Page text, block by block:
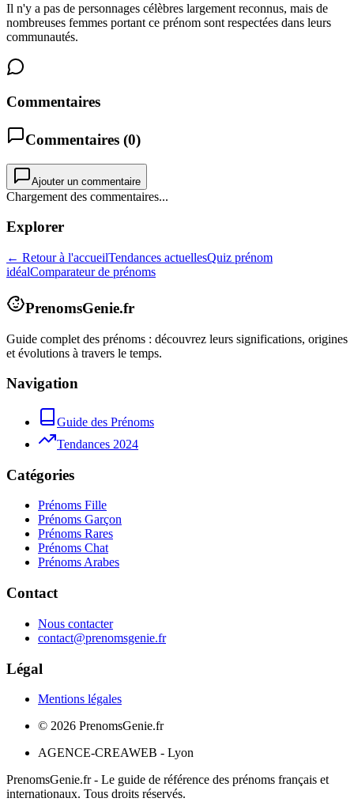
Il n'y a pas de personnages célèbres largement reconnus, mais de
nombreuses femmes portant ce prénom sont respectées dans leurs
communautés.
Commentaires
Commentaires (0)
Ajouter un commentaire
Chargement des commentaires...
Explorer
← Retour à l'accueilTendances actuellesQuiz prénom
idéalComparateur de prénoms
PrenomsGenie.fr
Guide complet des prénoms : découvrez leurs significations, origines
et évolutions à travers le temps.
Navigation
Guide des Prénoms
Tendances 2024
Catégories
Prénoms Fille
Prénoms Garçon
Prénoms Rares
Prénoms Chat
Prénoms Arabes
Contact
Nous contacter
contact@prenomsgenie.fr
Légal
Mentions légales
© 2026 PrenomsGenie.fr
AGENCE-CREAWEB - Lyon
PrenomsGenie.fr - Le guide de référence des prénoms français et
internationaux. Tous droits réservés.